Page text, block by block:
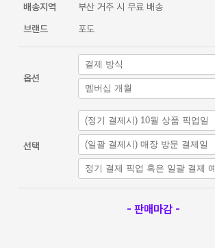
배송지역
부산 거주 시 무료 배송
브랜드
포도
옵션
선택
- 판매마감 -